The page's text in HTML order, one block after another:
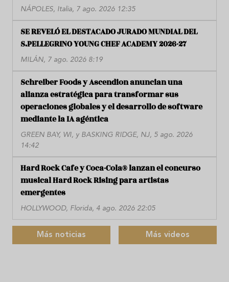
NÁPOLES, Italia, 7 ago. 2026 12:35
SE REVELÓ EL DESTACADO JURADO MUNDIAL DEL
S.PELLEGRINO YOUNG CHEF ACADEMY 2026-27
MILÁN, 7 ago. 2026 8:19
Schreiber Foods y Ascendion anuncian una
alianza estratégica para transformar sus
operaciones globales y el desarrollo de software
mediante la IA agéntica
GREEN BAY, WI, y BASKING RIDGE, NJ, 5 ago. 2026
14:42
Hard Rock Cafe y Coca-Cola® lanzan el concurso
musical Hard Rock Rising para artistas
emergentes
HOLLYWOOD, Florida, 4 ago. 2026 22:05
Más noticias Más videos